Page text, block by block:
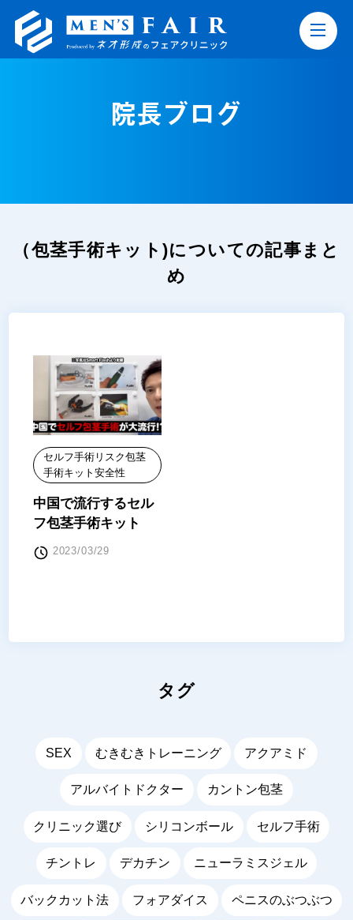
院長ブログ
（包茎手術キット)についての記事まと
め
セルフ手術リスク包茎
手術キット 安全性
中国で流行するセル
フ包茎手術キット
2023/03/29
タグ
SEX むきむきトレーニング アクアミド
アルバイトドクター カントン包茎
クリニック選び シリコンボール セルフ手術
チントレ デカチン ニューラミスジェル
バックカット法 フォアダイス ペニスのぶつぶつ